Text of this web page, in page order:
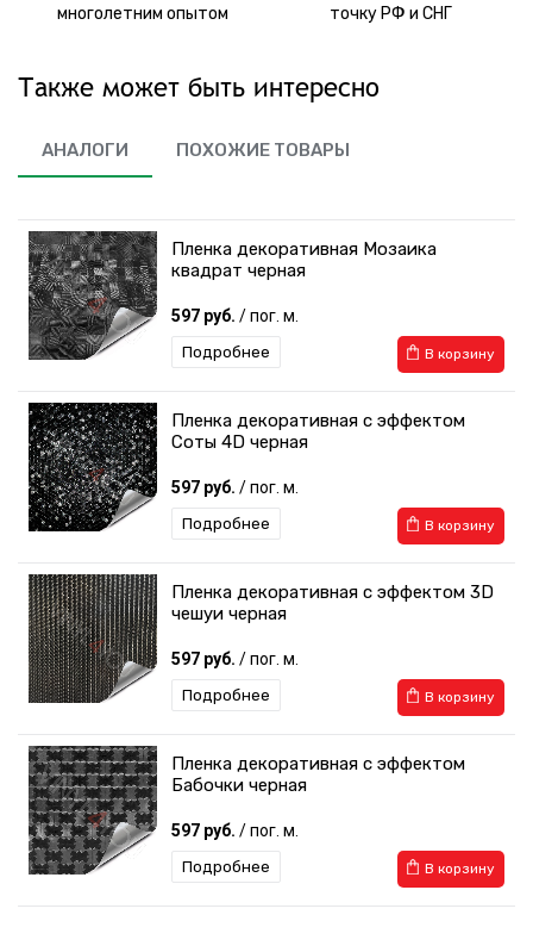
многолетним опытом
точку РФ и СНГ
Также может быть интересно
АНАЛОГИ ПОХОЖИЕ ТОВАРЫ
Пленка декоративная Мозаика
квадрат черная
597 руб. / пог. м.
В корзину
Подробнее
Пленка декоративная с эффектом
Соты 4D черная
597 руб. / пог. м.
В корзину
Подробнее
Пленка декоративная с эффектом 3D
чешуи черная
597 руб. / пог. м.
В корзину
Подробнее
Пленка декоративная с эффектом
Бабочки черная
597 руб. / пог. м.
В корзину
Подробнее